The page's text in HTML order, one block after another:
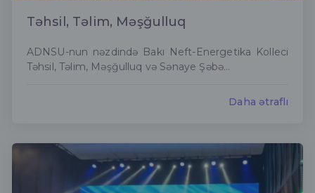
Təhsil, Təlim, Məşğulluq
ADNSU-nun nəzdində Bakı Neft-Energetika Kolleci
Təhsil, Təlim, Məşğulluq və Sənaye Şəbə...
Daha ətraflı